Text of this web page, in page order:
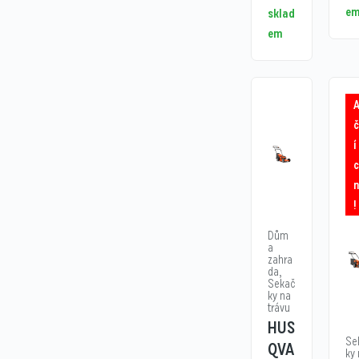
sklad
em
em
Dům
a
zahra
da,
Sekač
ky na
trávu
HUS
QVA
í
!
ky